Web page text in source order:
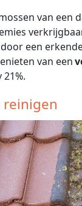
van een
een
van een
21%.
reinigen